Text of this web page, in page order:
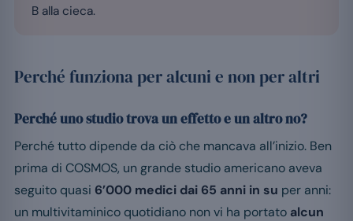
B alla cieca.
Perché funziona per alcuni e non per altri
Perché uno studio trova un effetto e un altro no?
Perché tutto dipende da ciò che mancava all’inizio. Ben
prima di COSMOS, un grande studio americano aveva
seguito quasi 6’000 medici dai 65 anni in su per anni:
un multivitaminico quotidiano non vi ha portato alcun